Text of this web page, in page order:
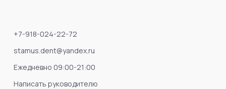
+7-918-024-22-72
stamus.dent@yandex.ru
Ежедневно 09:00-21:00
Написать руководителю